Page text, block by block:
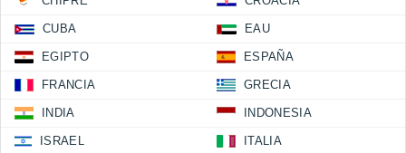
CUBA EAU
EGIPTO ESPAÑA
FRANCIA GRECIA
INDIA INDONESIA
ISRAEL ITALIA